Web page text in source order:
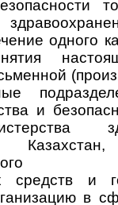
одного
и
средств и
в